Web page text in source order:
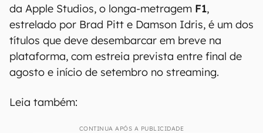
da Apple Studios, o longa-metragem F1,
estrelado por Brad Pitt e Damson Idris, é um dos
títulos que deve desembarcar em breve na
plataforma, com estreia prevista entre final de
agosto e início de setembro no streaming.
Leia também:
CONTINUA APÓS A PUBLICIDADE